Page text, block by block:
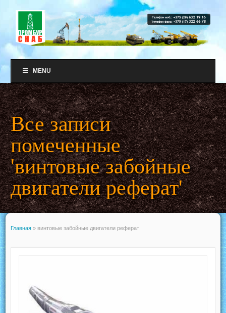
MENU
Все записи
помеченные
'винтовые забойные
двигатели реферат'
Главная » винтовые забойные двигатели реферат